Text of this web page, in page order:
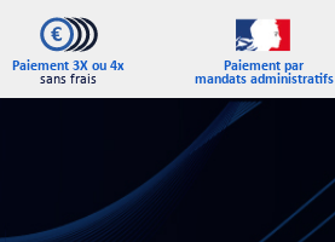
Paiement 3X ou 4x
sans frais
Paiement par
mandats administratifs